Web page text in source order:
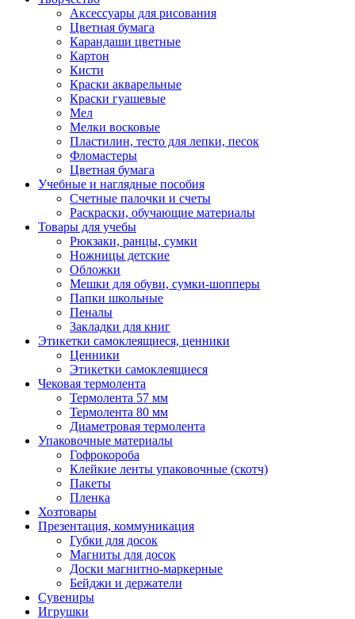
Аксессуары для рисования
Цветная бумага
Карандаши цветные
Картон
Кисти
Краски акварельные
Краски гуашевые
Мел
Мелки восковые
Пластилин, тесто для лепки, песок
Фломастеры
Цветная бумага
Учебные и наглядные пособия
Счетные палочки и счеты
Раскраски, обучающие материалы
Товары для учебы
Рюкзаки, ранцы, сумки
Ножницы детские
Обложки
Мешки для обуви, сумки-шопперы
Папки школьные
Пеналы
Закладки для книг
Этикетки самоклеящиеся, ценники
Ценники
Этикетки самоклеящиеся
Чековая термолента
Термолента 57 мм
Термолента 80 мм
Диаметровая термолента
Упаковочные материалы
Гофрокороба
Клейкие ленты упаковочные (скотч)
Пакеты
Пленка
Хозтовары
Презентация, коммуникация
Губки для досок
Магниты для досок
Доски магнитно-маркерные
Бейджи и держатели
Сувениры
Игрушки